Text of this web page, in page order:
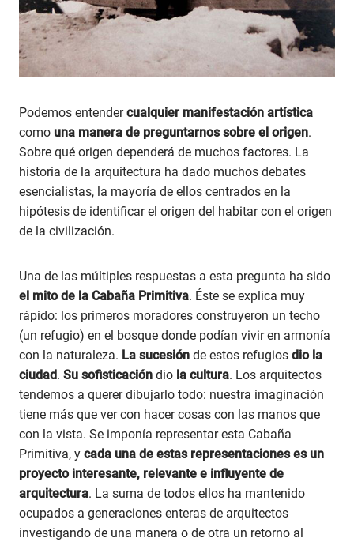
Podemos entendercualquier manifestación artística
como una manera de preguntarnos sobre el origen.
Sobre qué origen dependerá de muchos factores. La
historia de la arquitectura ha dado muchos debates
esencialistas, la mayoría de ellos centrados en la
hipótesis de identificar el origen del habitar con el origen
de la civilización.
Una de las múltiples respuestas a esta pregunta ha sido
el mito de la Cabaña Primitiva. Éste se explica muy
rápido: los primeros moradores construyeron un techo
(un refugio) en el bosque donde podían vivir en armonía
con la naturaleza. La sucesión de estos refugios dio la
ciudad. Su sofisticación dio la cultura. Los arquitectos
tendemos a querer dibujarlo todo: nuestra imaginación
tiene más que ver con hacer cosas con las manos que
con la vista. Se imponía representar esta Cabaña
Primitiva, y cada una de estas representaciones es un
proyecto interesante, relevante e influyente de
arquitectura. La suma de todos ellos ha mantenido
ocupados a generaciones enteras de arquitectos
investigando de una manera o de otra un retorno al